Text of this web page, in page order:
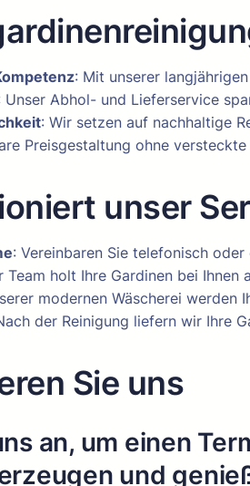
: Mit unserer
Unser Abhol- und Lieferservice
: Wir setzen auf nachhaltige
Preisgestaltung ohne versteckte
unser
: Vereinbaren Sie telefonisch
Team holt Ihre Gardinen bei
modernen Wäscherei werden
der Reinigung liefern wir Ihre
Sie uns
an, um einen
und